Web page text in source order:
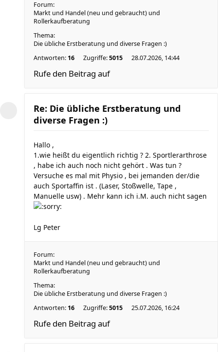
Forum:
Markt und Handel (neu und gebraucht) und
Rollerkaufberatung
Thema:
Die übliche Erstberatung und diverse Fragen :)
Antworten: 16 Zugriffe:5015 28.07.2026, 14:44
Rufe den Beitrag auf
Re: Die übliche Erstberatung und
diverse Fragen :)
Hallo ,
1.wie heißt du eigentlich richtig ? 2. Sportlerarthrose
, habe ich auch noch nicht gehört . Was tun ?
Versuche es mal mit Physio , bei jemanden der/die
auch Sportaffin ist . (Laser, Stoßwelle, Tape ,
Manuelle usw) . Mehr kann ich i.M. auch nicht sagen
Lg Peter
Forum:
Markt und Handel (neu und gebraucht) und
Rollerkaufberatung
Thema:
Die übliche Erstberatung und diverse Fragen :)
Antworten: 16 Zugriffe:5015 25.07.2026, 16:24
Rufe den Beitrag auf